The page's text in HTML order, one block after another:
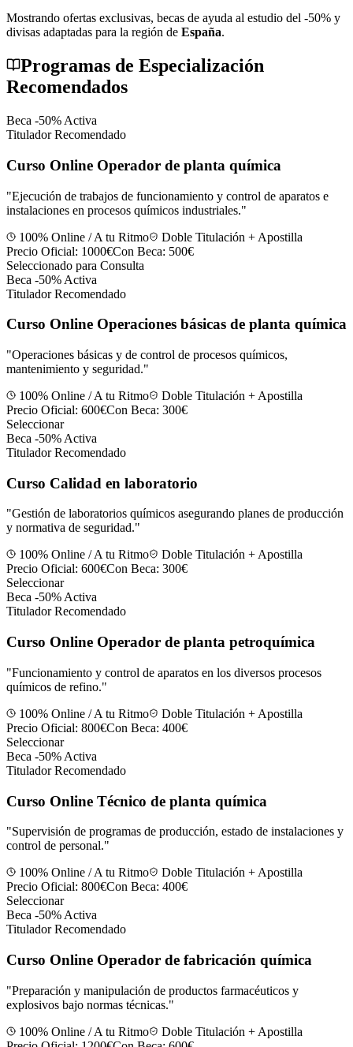
Mostrando ofertas exclusivas, becas de ayuda al estudio del -50% y
divisas adaptadas para la región de España.
Programas de Especialización
Recomendados
Beca -50% Activa
Titulador Recomendado
Curso Online Operador de planta química
"Ejecución de trabajos de funcionamiento y control de aparatos e
instalaciones en procesos químicos industriales."
100% Online / A tu Ritmo
Doble Titulación + Apostilla
Precio Oficial: 1000€Con Beca: 500€
Seleccionado para Consulta
Beca -50% Activa
Titulador Recomendado
Curso Online Operaciones básicas de planta química
"Operaciones básicas y de control de procesos químicos,
mantenimiento y seguridad."
100% Online / A tu Ritmo
Doble Titulación + Apostilla
Precio Oficial: 600€Con Beca: 300€
Seleccionar
Beca -50% Activa
Titulador Recomendado
Curso Calidad en laboratorio
"Gestión de laboratorios químicos asegurando planes de producción
y normativa de seguridad."
100% Online / A tu Ritmo
Doble Titulación + Apostilla
Precio Oficial: 600€Con Beca: 300€
Seleccionar
Beca -50% Activa
Titulador Recomendado
Curso Online Operador de planta petroquímica
"Funcionamiento y control de aparatos en los diversos procesos
químicos de refino."
100% Online / A tu Ritmo
Doble Titulación + Apostilla
Precio Oficial: 800€Con Beca: 400€
Seleccionar
Beca -50% Activa
Titulador Recomendado
Curso Online Técnico de planta química
"Supervisión de programas de producción, estado de instalaciones y
control de personal."
100% Online / A tu Ritmo
Doble Titulación + Apostilla
Precio Oficial: 800€Con Beca: 400€
Seleccionar
Beca -50% Activa
Titulador Recomendado
Curso Online Operador de fabricación química
"Preparación y manipulación de productos farmacéuticos y
explosivos bajo normas técnicas."
100% Online / A tu Ritmo
Doble Titulación + Apostilla